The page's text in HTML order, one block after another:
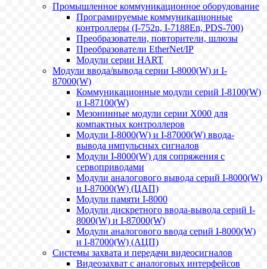
Промышленное коммуникационное оборудование
Програмируемые коммуникационные
контроллеры (I-752n, I-7188En, PDS-700)
Преобразователи, повторители, шлюзы
Преобразователи EtherNet/IP
Модули серии HART
Модули ввода/вывода серии I-8000(W) и I-
87000(W)
Коммуникационные модули серий I-8100(W)
и I-87100(W)
Мезонинные модули серии X000 для
компактных контроллеров
Модули I-8000(W) и I-87000(W) ввода-
вывода импульсных сигналов
Модули I-8000(W) для сопряжения с
сервоприводами
Модули аналогового вывода серий I-8000(W)
и I-87000(W) (ЦАП)
Модули памяти I-8000
Модули дискретного ввода-вывода серий I-
8000(W) и I-87000(W)
Модули аналогового ввода серий I-8000(W)
и I-87000(W) (АЦП)
Системы захвата и передачи видеосигналов
Видеозахват с аналоговых интерфейсов